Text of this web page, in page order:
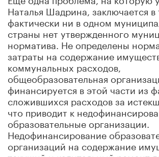
Наталья Шадрина, заключается
фактически ни в одном
страны нет утвержденного
норматива. Не определены
затраты на содержание
коммунальных расходов,
общеобразовательная
финансируется в этой части из
сложившихся расходов за
что приводит к
образовательные организации.
Недофинансирование
организаций на содержание